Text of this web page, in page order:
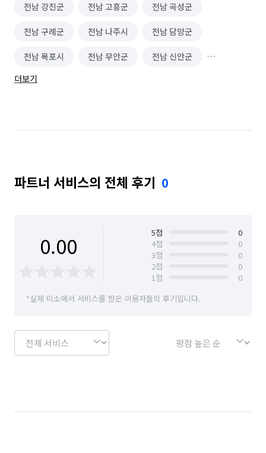
전남 강진군 전남 고흥군 전남 곡성군
전남 구례군 전남 나주시 전남 담양군
전남 목포시 전남 무안군 전남 신안군
전남 영광군
더보기
파트너 서비스의 전체 후기 0
0.00 5점
0
4점
0
3점
0
2점
0
1점
0
*실제 미소에서 서비스를 받은 이용자들의 후기입니다.